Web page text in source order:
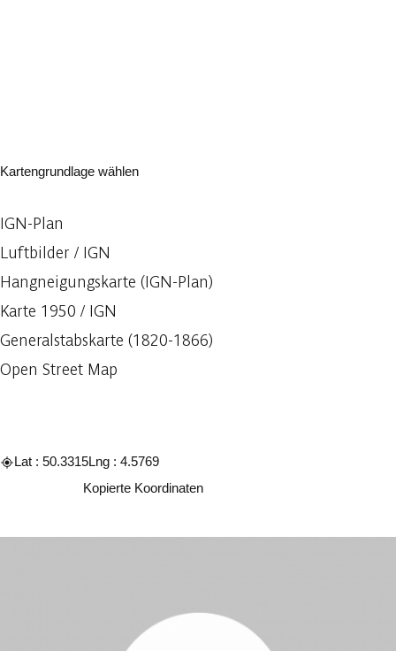
Kartengrundlage wählen
IGN-Plan
Luftbilder / IGN
Hangneigungskarte (IGN-Plan)
Karte 1950 / IGN
Generalstabskarte (1820-1866)
Open Street Map
Lat : 50.3315Lng : 4.5769
Kopierte Koordinaten